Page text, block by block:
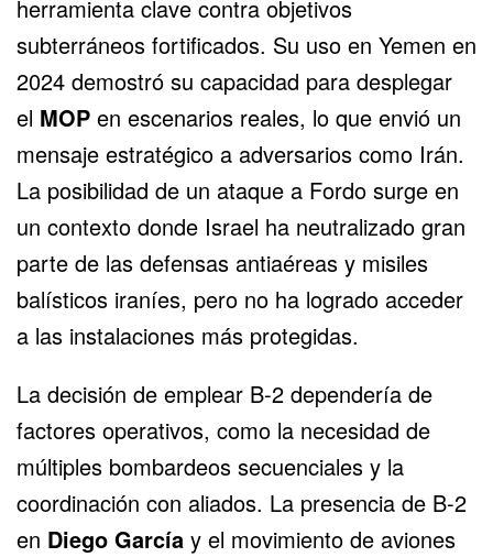
herramienta clave contra objetivos
subterráneos fortificados. Su uso en Yemen en
2024 demostró su capacidad para desplegar
el MOP en escenarios reales, lo que envió un
mensaje estratégico a adversarios como Irán.
La posibilidad de un ataque a Fordo surge en
un contexto donde Israel ha neutralizado gran
parte de las defensas antiaéreas y misiles
balísticos iraníes, pero no ha logrado acceder
a las instalaciones más protegidas.
La decisión de emplear B-2 dependería de
factores operativos, como la necesidad de
múltiples bombardeos secuenciales y la
coordinación con aliados. La presencia de B-2
en Diego García y el movimiento de aviones